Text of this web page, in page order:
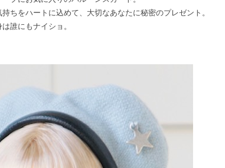
ちをハートに込めて、大切なあなたに秘密のプレゼント。
誰にもナイショ。